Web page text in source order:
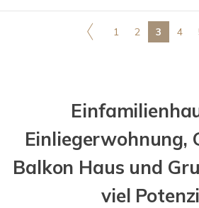
1 2 3 4
Einliegerwohnung,
Balkon Haus und
viel